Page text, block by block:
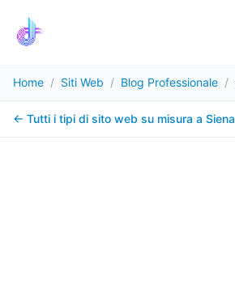
Home / Siti Web / Blog Professionale /
← Tutti i tipi di sito web su misura a Siena